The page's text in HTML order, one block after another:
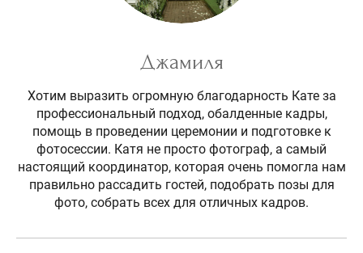
Джамиля
Хотим выразить огромную благодарность Кате за
профессиональный подход, обалденные кадры,
помощь в проведении церемонии и подготовке к
фотосессии. Катя не просто фотограф, а самый
настоящий координатор, которая очень помогла нам
правильно рассадить гостей, подобрать позы для
фото, собрать всех для отличных кадров.